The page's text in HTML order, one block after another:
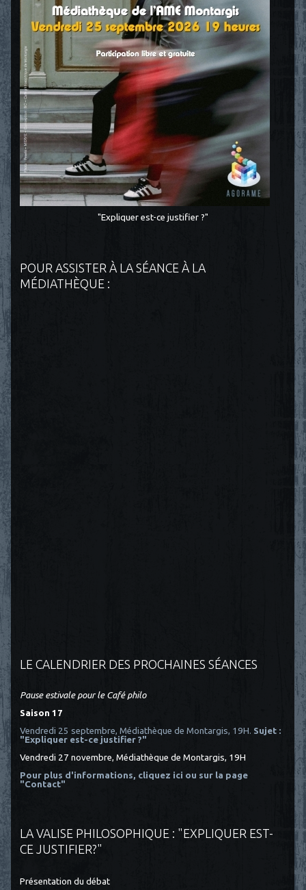
"Expliquer est-ce justifier ?"
POUR ASSISTER À LA SÉANCE À LA
MÉDIATHÈQUE :
LE CALENDRIER DES PROCHAINES SÉANCES
Pause estivale pour le Café philo
Saison 17
Vendredi 25 septembre, Médiathèque de Montargis, 19H. Sujet :
"Expliquer est-ce justifier ?"
Vendredi 27 novembre, Médiathèque de Montargis, 19H
Pour plus d'informations, cliquez ici ou sur la page
"Contact"
LA VALISE PHILOSOPHIQUE : "EXPLIQUER EST-
CE JUSTIFIER?"
Présentation du débat